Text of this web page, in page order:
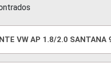
VW AP 1.8/2.0 SANTANA